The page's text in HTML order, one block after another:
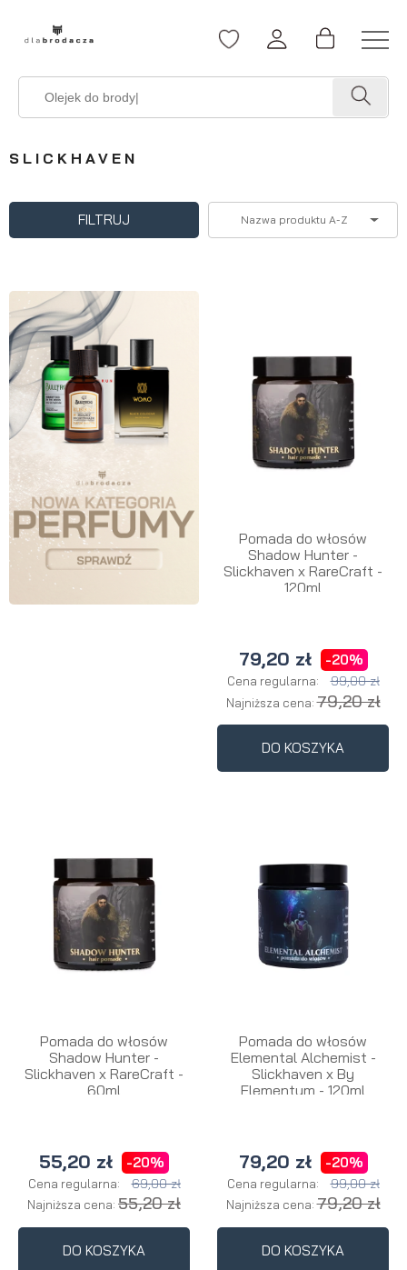
SLICKHAVEN
FILTRUJ Nazwa produktu A-Z
Pomada do włosów
Shadow Hunter -
Slickhaven x RareCraft -
120ml
79,20 zł -20%
Cena regularna: 99,00 zł
Najniższa cena:79,20 zł
DO KOSZYKA
Pomada do włosów
Shadow Hunter -
Slickhaven x RareCraft -
60ml
55,20 zł -20%
Cena regularna: 69,00 zł
Najniższa cena: 55,20 zł
DO KOSZYKA
Pomada do włosów
Elemental Alchemist -
Slickhaven x By
Elementum - 120ml
79,20 zł -20%
Cena regularna: 99,00 zł
Najniższa cena:79,20 zł
DO KOSZYKA